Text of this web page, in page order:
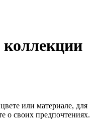
или материале, для
о своих предпочтениях.